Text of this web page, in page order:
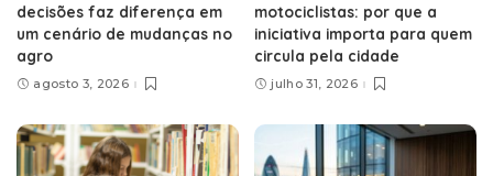
decisões faz diferença em
um cenário de mudanças no
agro
agosto 3, 2026
motociclistas: por que a
iniciativa importa para quem
circula pela cidade
julho 31, 2026